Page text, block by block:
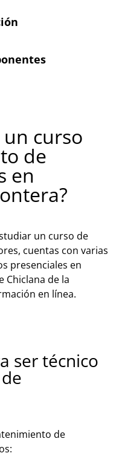
curso
de
en
un curso de
cuentas con varias
presenciales en
Chiclana de la
en línea.
ser técnico
de